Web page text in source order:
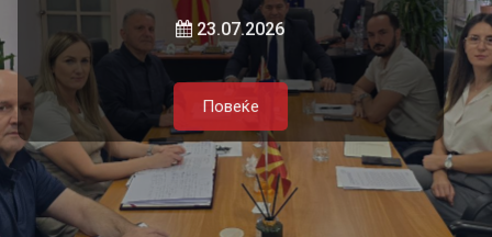
локалната самоуправа и приватниот
сектор
05.08.2026
Повеќе
23.07.2026
Повеќе
и нетарифните бариери
21.07.2026
Повеќе